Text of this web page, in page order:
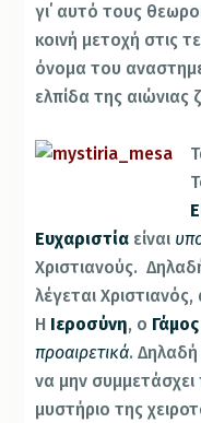
γι΄ αυτό τους
κοινή μετοχή στις
όνομα του
ελπίδα της αιώνιας
Ευχαριστία είναι
Χριστιανούς.
λέγεται
Η Ιεροσύνη, ο Γάμος
προαιρετικά. Δηλαδή
να μην
μυστήριο της